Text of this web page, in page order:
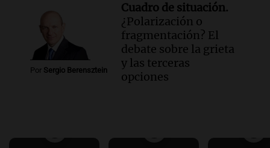
Por Sergio Berensztein
Cuadro de situación.
¿Polarización o
fragmentación? El
debate sobre la grieta
y las terceras
opciones